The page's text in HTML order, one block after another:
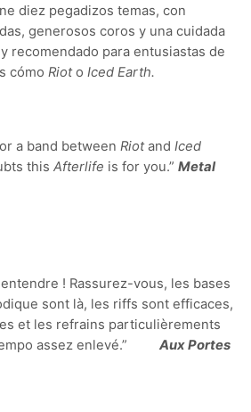
diez pegadizos temas, con
generosos coros y una cuidada
recomendado para entusiastas de
cómo Rioto Iced Earth.
a band between Riotand Iced
this Afterlife is for you.” Metal
! Rassurez-vous, les bases
sont là, les riffs sont efficaces,
et les refrains particulièrements
assez enlevé.”
Aux Portes